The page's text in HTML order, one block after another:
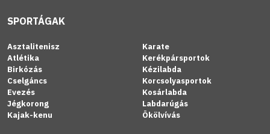
SPORTÁGAK
Asztalitenisz
Atlétika
Birkózás
Cselgáncs
Evezés
Jégkorong
Kajak-kenu
Karate
Kerékpársportok
Kézilabda
Korcsolyasportok
Kosárlabda
Labdarúgás
Ökölvívás